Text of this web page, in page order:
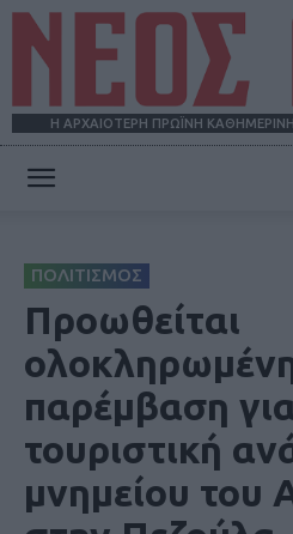
Η ΑΡΧΑΙΟΤΕΡΗ ΠΡΩΪΝΗ
ΠΟΛΙΤΙΣΜΟΣ
Προωθείται
παρέμβαση
τουριστική
μνημείου του